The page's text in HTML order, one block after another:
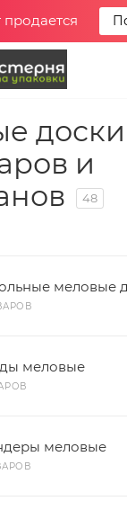
продается
и
48
меловые
меловые
меловые